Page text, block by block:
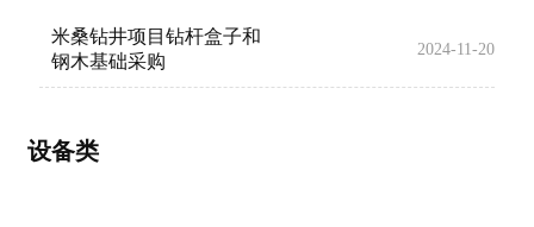
米桑钻井项目钻杆盒子和
钢木基础采购
2024-11-20
设备类